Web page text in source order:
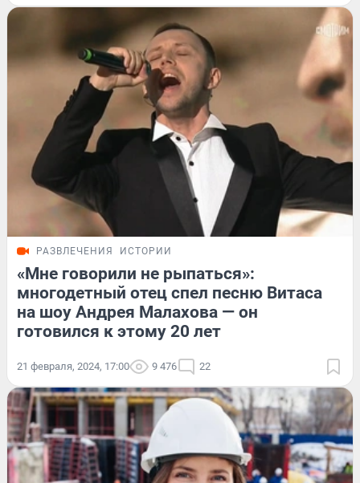
РАЗВЛЕЧЕНИЯ ИСТОРИИ
«Мне говорили не рыпаться»:
многодетный отец спел песню Витаса
на шоу Андрея Малахова — он
готовился к этому 20 лет
21 февраля, 2024, 17:00 9 476 22